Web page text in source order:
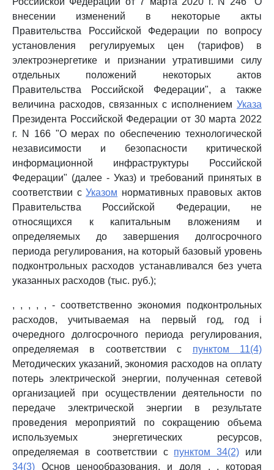
внесении изменений в некоторые акты
Правительства Российской Федерации по вопросу
установления регулируемых цен (тарифов) в
электроэнергетике и признании утратившими силу
отдельных положений некоторых актов
Правительства Российской Федерации", а также
величина расходов, связанных с исполнением Указа
Президента Российской Федерации от 30 марта 2022
г. N 166 "О мерах по обеспечению технологической
независимости и безопасности критической
информационной инфраструктуры Российской
Федерации" (далее - Указ) и требований принятых в
соответствии сУказом нормативных правовых актов
Правительства Российской Федерации, не
относящихся к капитальным вложениям и
определяемых до завершения долгосрочного
периода регулирования, на который базовый уровень
подконтрольных расходов устанавливался без учета
указанных расходов (тыс. руб.);
, , , , , - соответственно экономия подконтрольных
расходов, учитываемая на первый год, год i
очередного долгосрочного периода регулирования,
определяемая в соответствии с пунктом 11(4)
Методических указаний, экономия расходов на оплату
потерь электрической энергии, полученная сетевой
организацией при осуществлении деятельности по
передаче электрической энергии в результате
проведения мероприятий по сокращению объема
используемых энергетических ресурсов,
определяемая в соответствии с пунктом 34(2) или
34(3) Основ ценообразования, и доля , , которая